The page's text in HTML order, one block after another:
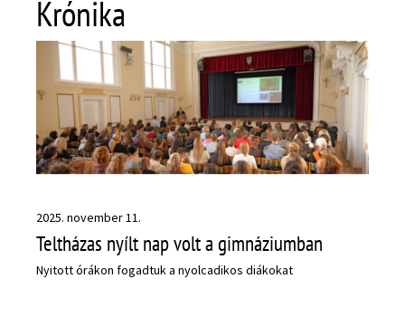
Krónika
2025. november 11.
Teltházas nyílt nap volt a gimnáziumban
Nyitott órákon fogadtuk a nyolcadikos diákokat